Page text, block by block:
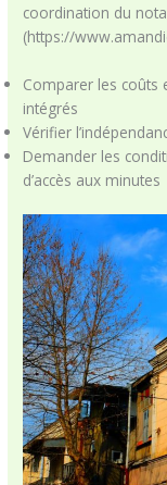
coordination du
(https://
Comparer les coûts
intégrés
Vérifier
Demander les
d’accès aux minutes